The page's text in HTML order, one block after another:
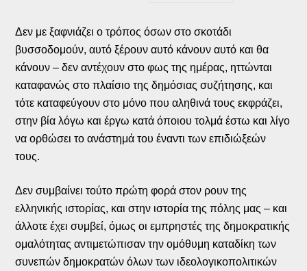
Δεν με ξαφνιάζει ο τρόπος όσων στο σκοτάδι
βυσσοδομούν, αυτό ξέρουν αυτό κάνουν αυτό και θα
κάνουν – δεν αντέχουν στο φως της ημέρας, ηττώνται
καταφανώς στο πλαίσιο της δημόσιας συζήτησης, και
τότε καταφεύγουν στο μόνο που αληθινά τους εκφράζει,
στην βία λόγω και έργω κατά όποιου τολμά έστω και λίγο
να ορθώσει το ανάστημά του έναντι των επιδιώξεών
τους.
Δεν συμβαίνει τούτο πρώτη φορά στον ρουν της
ελληνικής ιστορίας, και στην ιστορία της πόλης μας – και
άλλοτε έχει συμβεί, όμως οι εμπρηστές της δημοκρατικής
ομαλότητας αντιμετώπισαν την ομόθυμη καταδίκη των
συνεπών δημοκρατών όλων των ιδεολογικοπολιτικών